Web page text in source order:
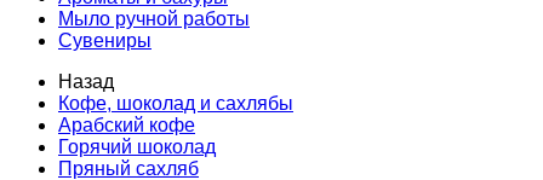
Мыло ручной работы
Сувениры
Назад
Кофе, шоколад и сахлябы
Арабский кофе
Горячий шоколад
Пряный сахляб